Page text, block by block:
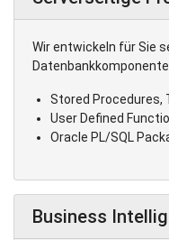
Wir entwickeln für Sie
Stored Procedures,
User Defined
Oracle PL/SQL
Business